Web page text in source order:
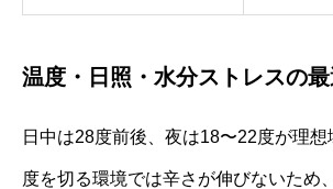
温度・日照・水分ストレスの
日中は28度前後、夜は18〜22度が理
度を切る環境では辛さが伸びないため